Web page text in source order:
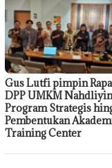
Gus Lutfi pimpin
DPP UMKM Nahdliyin
Program Strategis
Pembentukan
Training Center